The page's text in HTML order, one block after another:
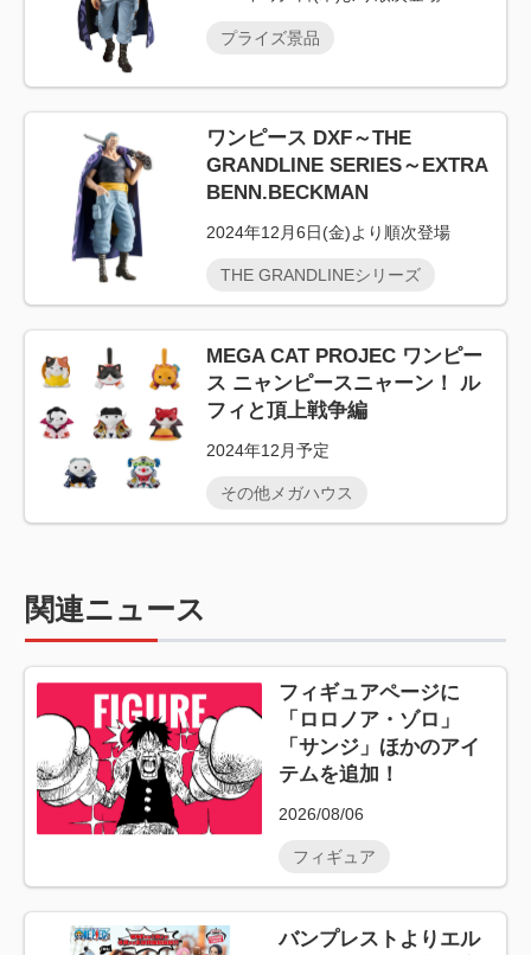
プライズ景品
ワンピース DXF～THE
GRANDLINE SERIES～EXTRA
BENN.BECKMAN
2024年12月6日(金)より順次登場
THE GRANDLINEシリーズ
MEGA CAT PROJEC ワンピー
ス ニャンピースニャーン！ ル
フィと頂上戦争編
2024年12月予定
その他メガハウス
関連ニュース
フィギュアページに
「ロロノア・ゾロ」
「サンジ」ほかのアイ
テムを追加！
2026/08/06
フィギュア
バンプレストよりエル